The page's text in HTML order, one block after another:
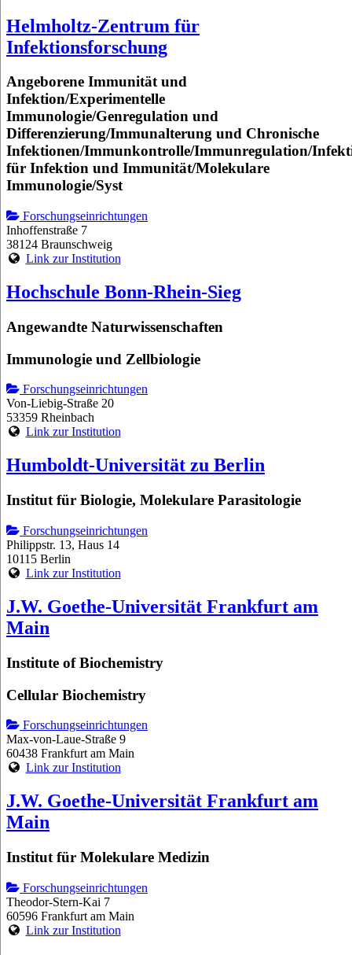
Helmholtz-Zentrum für
Infektionsforschung
Angeborene Immunität und
Infektion/Experimentelle
Immunologie/Genregulation und
Differenzierung/Immunalterung und Chronische
Infektionen/Immunkontrolle/Immunregulation/
für Infektion und Immunität/Molekulare
Immunologie/Syst
Forschungseinrichtungen
Inhoffenstraße 7
38124 Braunschweig
Link zur Institution
Hochschule Bonn-Rhein-Sieg
Angewandte Naturwissenschaften
Immunologie und Zellbiologie
Forschungseinrichtungen
Von-Liebig-Straße 20
53359 Rheinbach
Link zur Institution
Humboldt-Universität zu Berlin
Institut für Biologie, Molekulare Parasitologie
Forschungseinrichtungen
Philippstr. 13, Haus 14
10115 Berlin
Link zur Institution
J.W. Goethe-Universität Frankfurt am
Main
Institute of Biochemistry
Cellular Biochemistry
Forschungseinrichtungen
Max-von-Laue-Straße 9
60438 Frankfurt am Main
Link zur Institution
J.W. Goethe-Universität Frankfurt am
Main
Institut für Molekulare Medizin
Forschungseinrichtungen
Theodor-Stern-Kai 7
60596 Frankfurt am Main
Link zur Institution